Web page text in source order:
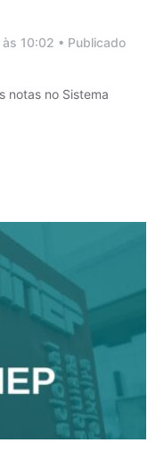
10:02 • Publicado
notas no Sistema